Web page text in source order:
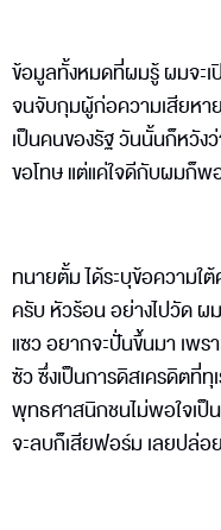
ข้อมูลทั้งหมดที่ผมรู้ ผมจะเ
จนจับกุมผู้ก่อความเสียหา
เป็นคนของรัฐ วันนั้นก็หวัง
ขอโทษ แต่แค่ใจดีกับผมก็พ
ทนายตั้ม ได้ระบุข้อความใ
ครับ หัวร้อน อย่างไปวัด
แซว อยากจะปั่นขึ้นมา เพ
ซัว ซึ่งเป็นการดิสเครดิตที่
พุทธศาสนิกชนไม่พอใจเป็
จะลบก็เสียฟอร์ม เลยปล่อ